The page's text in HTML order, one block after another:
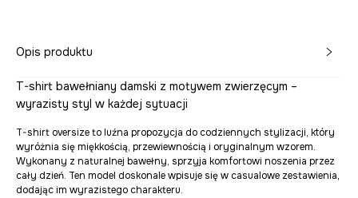
Opis produktu
T-shirt bawełniany damski z motywem zwierzęcym –
wyrazisty styl w każdej sytuacji
T-shirt oversize to luźna propozycja do codziennych stylizacji, który
wyróżnia się miękkością, przewiewnością i oryginalnym wzorem.
Wykonany z naturalnej bawełny, sprzyja komfortowi noszenia przez
cały dzień. Ten model doskonale wpisuje się w casualowe zestawienia,
dodając im wyrazistego charakteru.